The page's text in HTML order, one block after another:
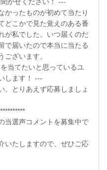
かせください！ ---
かったものが初めて当たり
どこかで見た覚えのある番
が私でした。いつ届くのだ
で届いたので本当に当たる
ございます。
当てたいと思っているユ
します！ ---
とりあえず応募しましょ
当選声コメントを募集中で
いたしますので、ぜひご応